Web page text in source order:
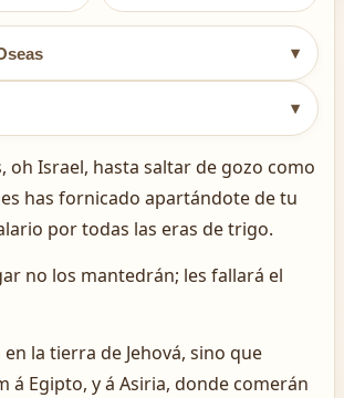
▾
▾
oh Israel, hasta saltar de gozo como
has fornicado apartándote de tu
por todas las eras de trigo.
no los mantedrán; les fallará el
la tierra de Jehová, sino que
á Egipto, y á Asiria, donde comerán